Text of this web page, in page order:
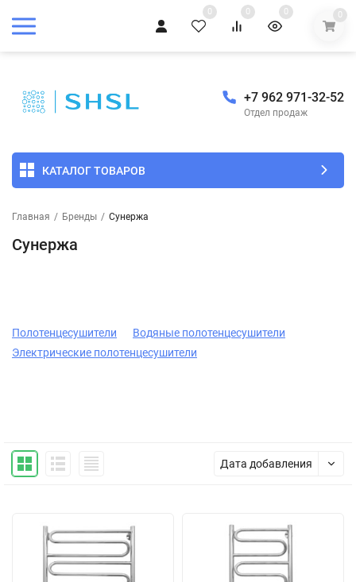
0 0 0 0
+7 962 971-32-52
Отдел продаж
КАТАЛОГ ТОВАРОВ
Главная / Бренды / Сунержа
Сунержа
Полотенцесушители
Водяные полотенцесушители
Электрические полотенцесушители
Дата добавления